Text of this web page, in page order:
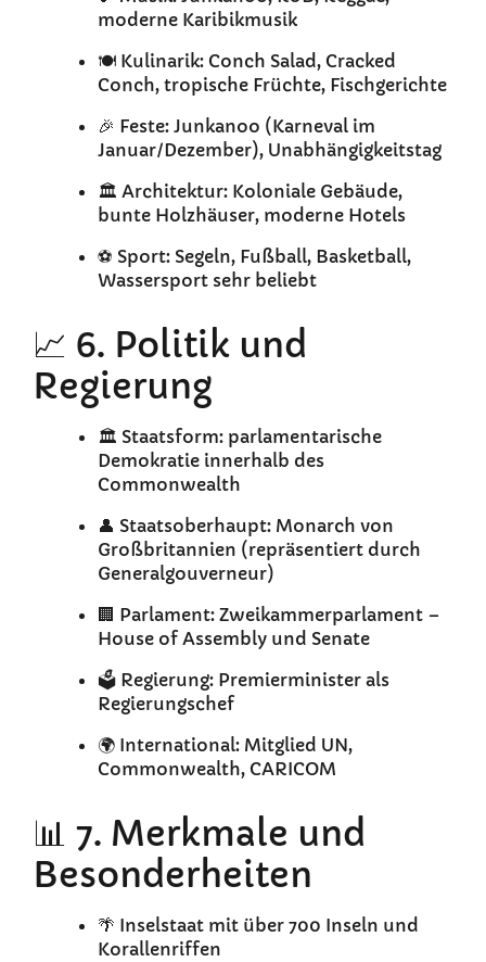
moderne Karibikmusik
🍽️ Kulinarik: Conch Salad, Cracked
Conch, tropische Früchte, Fischgerichte
🎉 Feste: Junkanoo (Karneval im
Januar/Dezember), Unabhängigkeitstag
🏛️ Architektur: Koloniale Gebäude,
bunte Holzhäuser, moderne Hotels
⚽ Sport: Segeln, Fußball, Basketball,
Wassersport sehr beliebt
📈 6. Politik und
Regierung
🏛️ Staatsform: parlamentarische
Demokratie innerhalb des
Commonwealth
👤 Staatsoberhaupt: Monarch von
Großbritannien (repräsentiert durch
Generalgouverneur)
🏢 Parlament: Zweikammerparlament –
House of Assembly und Senate
🗳️ Regierung: Premierminister als
Regierungschef
🌍 International: Mitglied UN,
Commonwealth, CARICOM
📊 7. Merkmale und
Besonderheiten
🌴 Inselstaat mit über 700 Inseln und
Korallenriffen